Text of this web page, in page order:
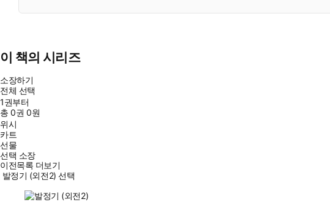
이 책의 시리즈
소장하기
전체 선택
1권부터
총0권 0원
위시
카트
선물
선택 소장
이전목록 더보기
발정기 (외전2) 선택